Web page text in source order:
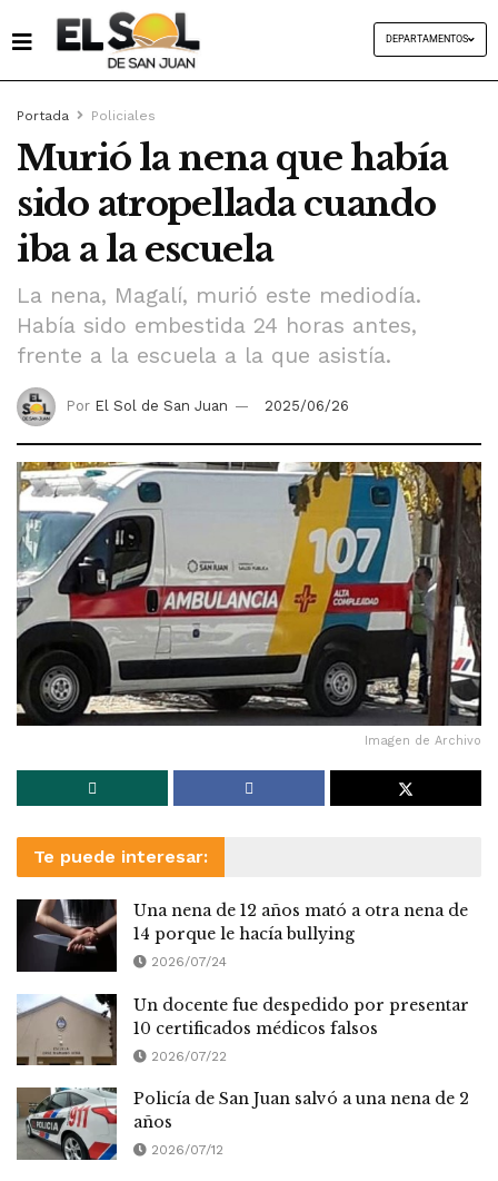
DEPARTAMENTOS
Portada Policiales
Murió la nena que había
sido atropellada cuando
iba a la escuela
La nena, Magalí, murió este mediodía.
Había sido embestida 24 horas antes,
frente a la escuela a la que asistía.
Por El Sol de San Juan 2025/06/26
Imagen de Archivo
Te puede interesar:
Una nena de 12 años mató a otra nena de
14 porque le hacía bullying
2026/07/24
Un docente fue despedido por presentar
10 certificados médicos falsos
2026/07/22
Policía de San Juan salvó a una nena de 2
años
2026/07/12